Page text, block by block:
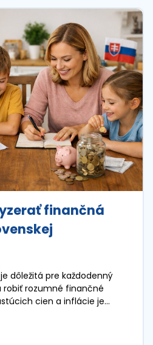
finančná
dôležitá pre každodenný
robiť rozumné finančné
cien a inflácie je
rezervy.